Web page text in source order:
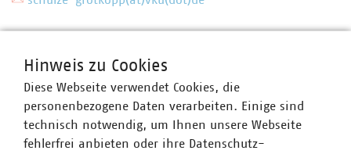
Hinweis zu Cookies
Diese Webseite verwendet Cookies, die
personenbezogene Daten verarbeiten. Einige sind
technisch notwendig, um Ihnen unsere Webseite
fehlerfrei anbieten oder ihre Datenschutz-